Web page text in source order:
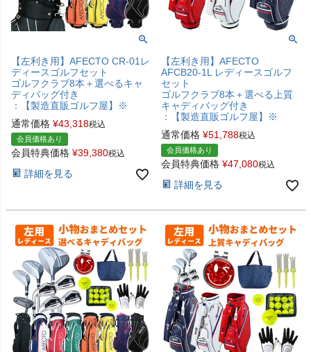
【左利き用】AFECTO CR-01レ
ディースゴルフセット
ゴルフクラブ8本＋選べるキャ
ディバッグ付き
：【製造直販ゴルフ屋】※
通常価格 ¥43,318税込
会員価格あり
会員特典価格 ¥39,380税込
詳細を見る
【左利き用】AFECTO
AFCB20-1L レディースゴルフ
セット
ゴルフクラブ8本＋選べる上質
キャディバッグ付き
：【製造直販ゴルフ屋】※
通常価格 ¥51,788税込
会員価格あり
会員特典価格 ¥47,080税込
詳細を見る